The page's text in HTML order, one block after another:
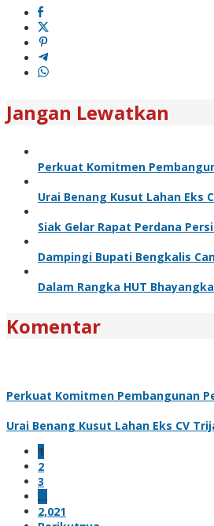
Jangan Lewatkan
Perkuat Komitmen
Urai Benang Kusut Lahan Eks
Siak Gelar Rapat Perdana
Dampingi Bupati Bengkalis
Dalam Rangka HUT
Komentar
Perkuat Komitmen Pembangunan
Urai Benang Kusut Lahan Eks CV
1
2
3
…
2,021